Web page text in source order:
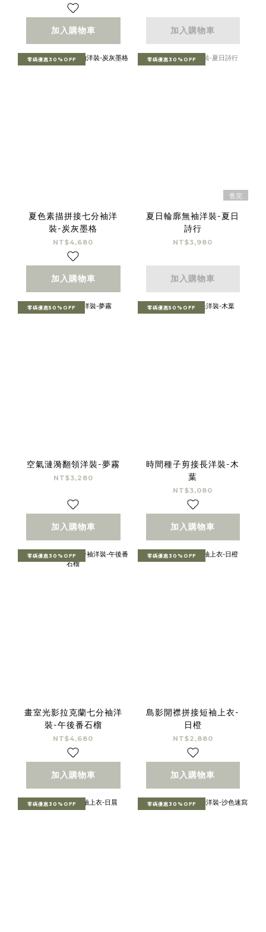
加入購物車 加入購物車
零碼優惠30%OFF
夏色素描拼接七分袖洋
裝-炭灰墨格
NT$4,680
加入購物車
零碼優惠30%OFF
售完
夏日輪廓無袖洋裝-夏日
詩行
NT$3,980
加入購物車
零碼優惠50%OFF
空氣漣漪翻領洋裝-夢霧
NT$3,280
加入購物車
零碼優惠50%OFF
時間種子剪接長洋裝-木
葉
NT$3,080
加入購物車
零碼優惠30%OFF
畫室光影拉克蘭七分袖洋
裝-午後番石榴
NT$4,680
加入購物車
零碼優惠30%OFF
島影開襟拼接短袖上衣-
日橙
NT$2,880
加入購物車
零碼優惠30%OFF 零碼優惠30%OFF